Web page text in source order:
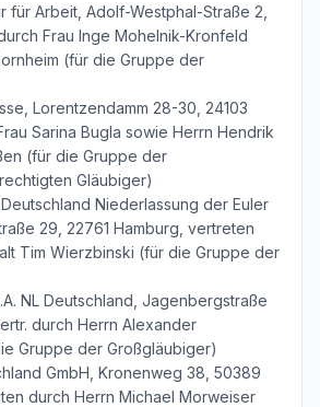
für Arbeit, Adolf-Westphal-Straße 2,
Frau Inge Mohelnik-Kronfeld
(für die Gruppe der
Lorentzendamm 28-30, 24103
Sarina Bugla sowie Herrn Hendrik
(für die Gruppe der
Gläubiger)
Niederlassung der Euler
29, 22761 Hamburg, vertreten
Tim Wierzbinski (für die Gruppe der
NL Deutschland, Jagenbergstraße
durch Herrn Alexander
Gruppe der Großgläubiger)
GmbH, Kronenweg 38, 50389
durch Herrn Michael Morweiser